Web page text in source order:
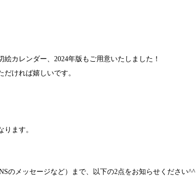
カレンダー、2024年版もご用意いたしました！
ければ嬉しいです。
ます。
のメッセージなど）まで、以下の2点をお知らせください^^